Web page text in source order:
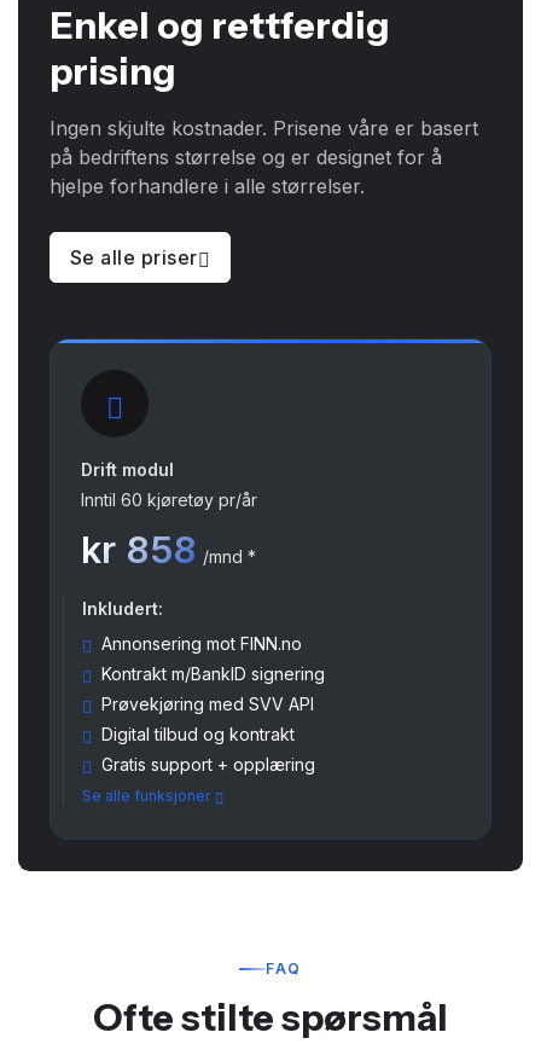
Enkel og rettferdig
prising
Ingen skjulte kostnader. Prisene våre er basert
på bedriftens størrelse og er designet for å
hjelpe forhandlere i alle størrelser.
Se alle priser
Drift modul
Inntil 60 kjøretøy pr/år
kr 858 /mnd *
Inkludert:
Annonsering mot FINN.no
Kontrakt m/BankID signering
Prøvekjøring med SVV API
Digital tilbud og kontrakt
Gratis support + opplæring
Se alle funksjoner
FAQ
Ofte stilte spørsmål